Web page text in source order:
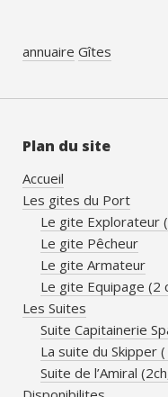
annuaire Gîtes
Plan du site
Accueil
Les gites du Port
Le gite Explorateur
Le gite Pêcheur
Le gite Armateur
Le gite Equipage (2
Les Suites
Suite Capitainerie
La suite du Skipper
Suite de l’Amiral